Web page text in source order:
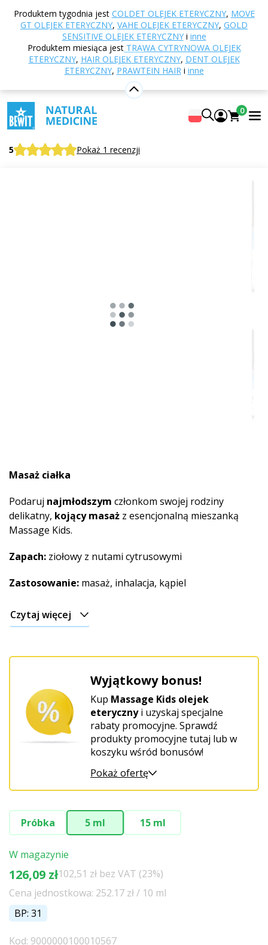
Produktem tygodnia jest COLDET OLEJEK ETERYCZNY, MOVE
GT OLEJEK ETERYCZNY, VAHE OLEJEK ETERYCZNY, GOLD
SENSITIVE OLEJEK ETERYCZNYi inne
Produktem miesiąca jest TRAWA CYTRYNOWA OLEJEK
ETERYCZNY, HAIR OLEJEK ETERYCZNY, DENT OLEJEK
ETERYCZNY, PRAWTEIN HAIRi inne
0
Strona główna
eteryczne
Mieszanki olejków eterycznych
Massage Kids olejek eteryczny
Massage Kids olejek eteryczny
100% czysta i naturalna mieszanka olejków eterycznych
CTEO®
BEWIT Massage Kids
5 Pokaż 1 recenzji
Masaż ciałka
Podaruj najmłodszym członkom swojej rodziny
delikatny, kojący masaż z esencjonalną mieszanką
Massage Kids.
Zapach: ziołowy z nutami cytrusowymi
Zastosowanie: masaż, inhalacja, kąpiel
Czytaj więcej
Wyjątkowy bonus!
Kup Massage Kids olejek
eterycznyi uzyskaj specjalne
rabaty promocyjne. Sprawdź
produkty promocyjne tutaj lub w
koszyku wśród bonusów!
Pokaż ofertę
Próbka 5 ml 15 ml
W magazynie
126,09 zł102,51 zł bez VAT (23%)
Cena jednostkowa: 252.17 zł / 10 ml
BP: 31
Kod: 9000000100010567